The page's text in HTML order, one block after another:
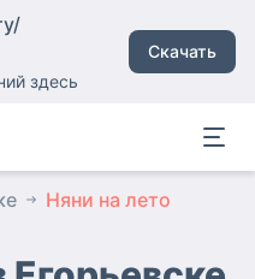
здесь
Скачать
Няни на лето